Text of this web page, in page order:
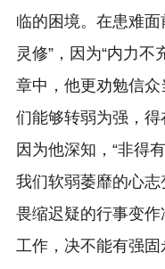
临的困境。在患难
灵修”，因为“内力不
章中，他更劝勉信
们能够转弱为强，得
因为他深知，“非得
我们软弱萎靡的心
畏缩迟疑的行事变
工作，决不能有强固